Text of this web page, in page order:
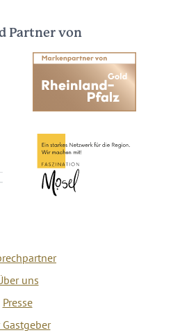
Partner von
uns
Presse
Gastgeber